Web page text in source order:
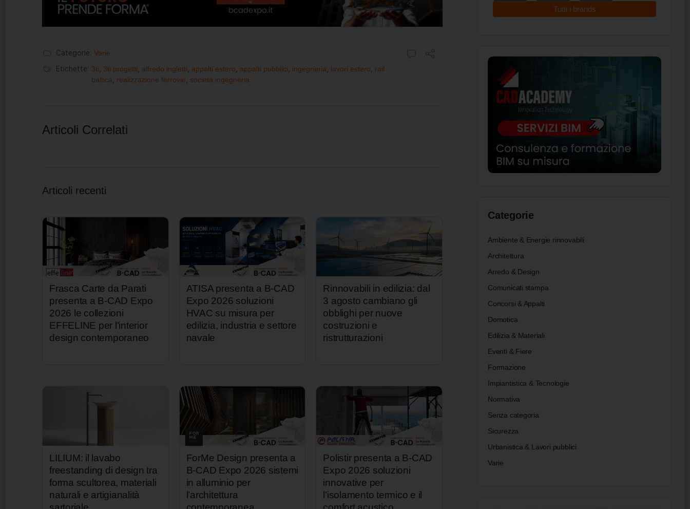
Categorie: Varie
Etichette: 3ti 3ti progetti alfredo ingletti appalti estero appalti pubblici ingegneria lavori estero
rail
baltica
realizzazione ferrovie società ingegneria
Articoli Correlati
Articoli recenti
Frasca Carte da Parati
presenta a B-CAD Expo
2026 le collezioni
EFFELINE per l’interior
design contemporaneo
ATISA presenta a B-CAD
Expo 2026 soluzioni
HVAC su misura per
edilizia, industria e settore
navale
Rinnovabili in edilizia: dal
3 agosto cambiano gli
obblighi per nuove
costruzioni e
ristrutturazioni
LILIUM: il lavabo
freestanding di design tra
forma scultorea, materiali
naturali e artigianalità
ForMe Design presenta a
B-CAD Expo 2026 sistemi
in alluminio per
l’architettura
Polistir presenta a B-CAD
Expo 2026 soluzioni
innovative per
l’isolamento termico e il
Tutti i brands
Categorie
Ambiente & Energie rinnovabili
Architettura
Arredo & Design
Comunicati stampa
Concorsi & Appalti
Domotica
Edilizia & Materiali
Eventi & Fiere
Formazione
Impiantistica & Tecnologie
Normativa
Senza categoria
Sicurezza
Urbanistica & Lavori pubblici
Varie